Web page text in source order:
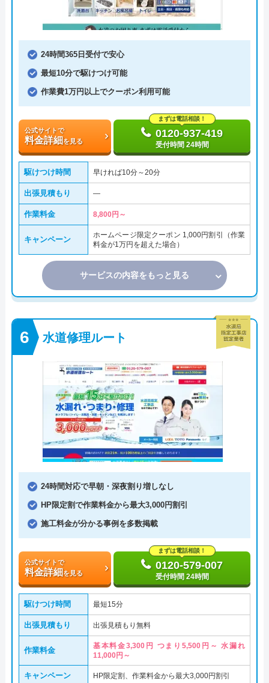
24時間365日受付で安心
最短10分で駆けつけ可能
作業費1万円以上でクーポン利用可能
公式サイトで
料金詳細を見る
まずは電話相談！
0120-937-419
受付時間 24時間
駆けつけ時間 早ければ10分～20分
出張見積もり ―
作業料金 8,800円～
キャンペーン
ホームページ限定クーポン 1,000円割引（作業
料金が1万円を超えた場合）
サービスの内容をもっと見る
水道修理ルート
24時間対応で早朝・深夜割り増しなし
HP限定割で作業料金から最大3,000円割引
施工料金が分かる事例を多数掲載
公式サイトで
料金詳細を見る
まずは電話相談！
0120-579-007
受付時間 24時間
駆けつけ時間 最短15分
出張見積もり 出張見積もり無料
作業料金
基本料金3,300円 つまり5,500円～ 水漏れ
11,000円～
キャンペーン HP限定割、作業料金から最大3,000円割引